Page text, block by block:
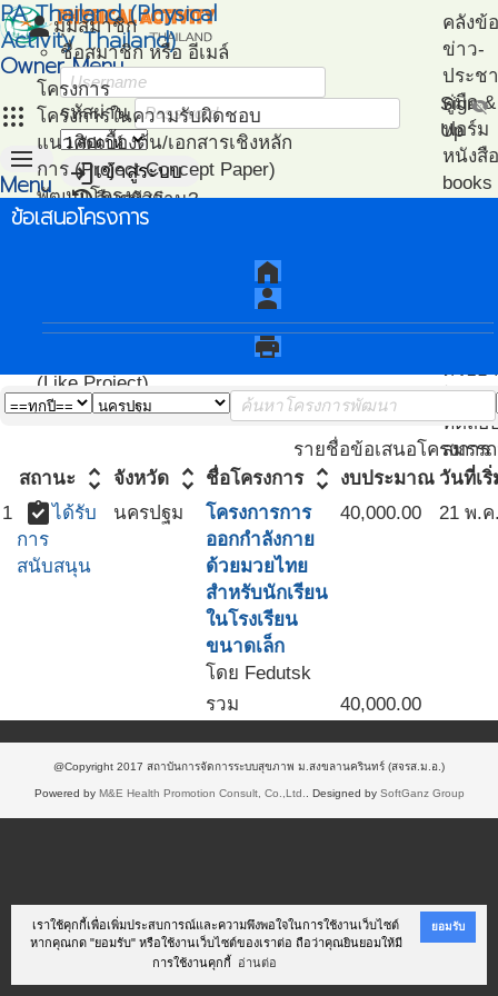
เราใช้คุกกี้เพื่อเพิ่มประสบการณ์และความพึงพอใจในการใช้งานเว็บไซต์
หากคุณกด "ยอมรับ" หรือใช้งานเว็บไซต์ของเราต่อ ถือว่าคุณยินยอมให้มี
การใช้งานคุกกี้
อ่านต่อ
ยอมรับ
PA Thailand (Physical
Activity Thailand)
Owner Menu
apps
personมุมสมาชิก
ชื่อสมาชิก หรือ อีเมล์
รหัสผ่าน visibility_off
loginเข้าสู่ระบบ
restoreลืมรหัสผ่าน?
Sign
Up
menu
Menu
หน้า
โครงการ
โครงการในความรับผิดชอบ
แนวคิดเบื้องต้น/เอกสารเชิงหลัก
การ (Project Concept Paper)
พัฒนาโครงการ
(Project Development)
(Project Mapping)
(Like Project)
คลังข้
ข่าว-
ประช
คู่มือ
ฟอร์ม
หนังสื
books
โปรแ
ทดสอ
สมรร
ข้อเสนอโครงการ
home
person
print
รายชื่อข้อเสนอโครงการ
สถานะ
unfold_more จังหวัด unfold_more ชื่อโครงการ unfold_more งบประมาณ วันที่เ
1
assignment_turned_inได้รับ
การ
สนับสนุน
นครปฐม
โครงการการ
ออกกำลังกาย
ด้วยมวยไทย
สำหรับนักเรียน
ในโรงเรียน
ขนาดเล็ก
โดย Fedutsk
40,000.00 21 พ.ค
รวม 40,000.00
@Copyright 2017 สถาบันการจัดการระบบสุขภาพ ม.สงขลานครินทร์ (สจรส.ม.อ.)
Powered by M&E Health Promotion Consult, Co.,Ltd. . Designed by SoftGanz Group